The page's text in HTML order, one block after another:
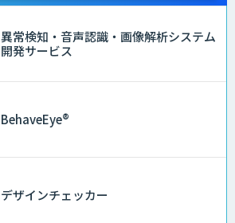
異常検知・音声認識・画像解析システム
開発サービス
BehaveEye®
デザインチェッカー